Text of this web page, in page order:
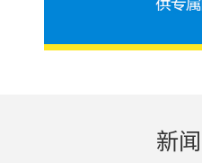
新